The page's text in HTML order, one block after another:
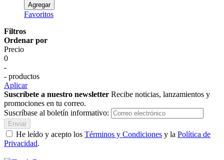
Agregar
Favoritos
Filtros
Ordenar por
Precio
0
-
- productos
Aplicar
Suscríbete a nuestro newsletter Recibe noticias, lanzamientos y
promociones en tu correo.
Suscríbase al boletín informativo:
Enviar
He leído y acepto los Términos y Condiciones y la Política de
Privacidad.